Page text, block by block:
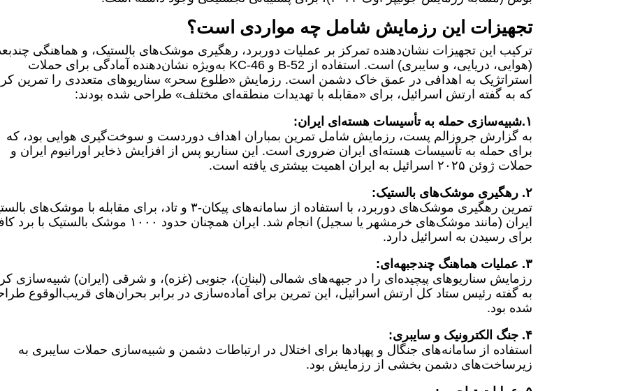
تجهیزات این رزمایش شامل چه مواردی است؟
ترکیب این تجهیزات نشان‌دهنده تمرکز بر عملیات دوربرد، رهگیری موشک‌های بالستیک، و هماهنگی
(هوایی، دریایی، و سایبری) است. استفاده از B-52 و KC-46 به‌ویژه نشان‌دهنده آمادگی برای حملات
استراتژیک به اهدافی در عمق خاک دشمن است. رزمایش «طلوع سحر» سناریوهای متعددی را تمرین
که به گفته ارتش اسرائیل، برای «مقابله با تهدیدات منطقه‌ای مختلف» طراحی شده بودند:
۱.شبیه‌سازی حمله به تأسیسات هسته‌ای ایران:
به گزارش جروزالم پست، رزمایش شامل تمرین بمباران اهداف دوردست و سوخت‌گیری هوایی بود، که
برای حمله به تأسیسات هسته‌ای ایران ضروری است. این سناریو پس از افزایش ذخایر اورانیوم ایران و
حملات ژوئن ۲۰۲۵ اسرائیل به ایران اهمیت بیشتری یافته است.
۲. رهگیری موشک‌های بالستیک:
تمرین رهگیری موشک‌های دوربرد، با استفاده از سامانه‌های پیکان-۳ و تاد، برای مقابله با موشک‌های
ایران (مانند موشک‌های خرمشهر یا سجیل) انجام شد. ایران همچنان حدود ۱۰۰۰ موشک بالستیک
برای رسیدن به اسرائیل دارد.
۳. عملیات هماهنگ چندجبهه‌ای:
رزمایش سناریوهای پیچیده‌ای را در جبهه‌های شمالی (لبنان)، جنوبی (غزه)، و شرقی (ایران) شبیه‌سازی
به گفته رئیس ستاد کل ارتش اسرائیل، این تمرین برای آماده‌سازی در برابر بحران‌های قریب‌الوقوع
شده بود.
۴. جنگ الکترونیک و سایبری:
استفاده از سامانه‌های جنگال و پهپادها برای اختلال در ارتباطات دشمن و شبیه‌سازی حملات سایبری به
زیرساخت‌های دشمن بخشی از رزمایش بود.